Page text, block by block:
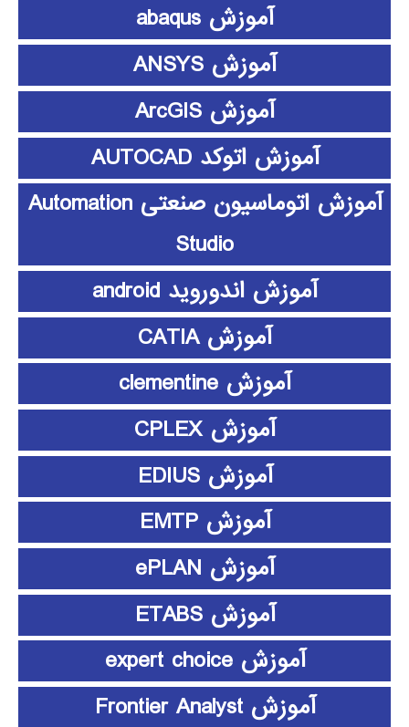
آموزش abaqus
آموزش ANSYS
آموزش ArcGIS
آموزش اتوکد AUTOCAD
آموزش اتوماسیون صنعتی Automation
Studio
آموزش اندوروید android
آموزش CATIA
آموزش clementine
آموزش CPLEX
آموزش EDIUS
آموزش EMTP
آموزش ePLAN
آموزش ETABS
آموزش expert choice
آموزش Frontier Analyst